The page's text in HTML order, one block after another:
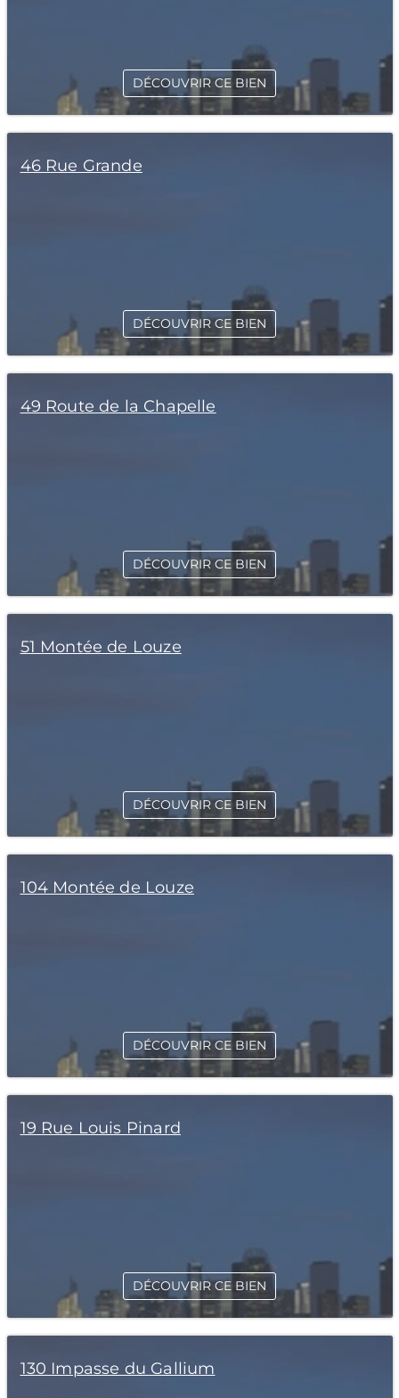
DÉCOUVRIR CE BIEN
46 Rue Grande
DÉCOUVRIR CE BIEN
49 Route de la Chapelle
DÉCOUVRIR CE BIEN
51 Montée de Louze
DÉCOUVRIR CE BIEN
104 Montée de Louze
DÉCOUVRIR CE BIEN
19 Rue Louis Pinard
DÉCOUVRIR CE BIEN
130 Impasse du Gallium